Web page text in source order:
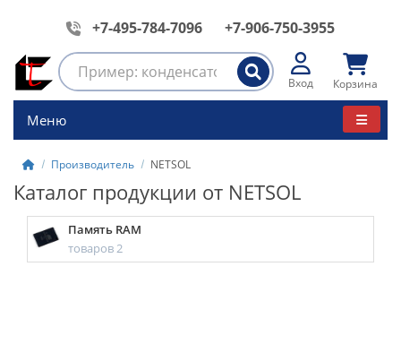
+7-495-784-7096 +7-906-750-3955
Вход Корзина
Меню
Производитель NETSOL
Каталог продукции от NETSOL
Память RAM
товаров 2